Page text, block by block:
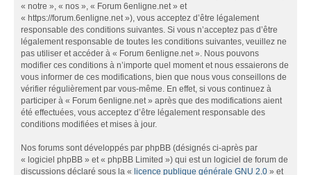
« notre », « nos », « Forum 6enligne.net » et
« https://forum.6enligne.net »), vous acceptez d’être légalement
responsable des conditions suivantes. Si vous n’acceptez pas d’être
légalement responsable de toutes les conditions suivantes, veuillez ne
pas utiliser et accéder à « Forum 6enligne.net ». Nous pouvons
modifier ces conditions à n’importe quel moment et nous essaierons de
vous informer de ces modifications, bien que nous vous conseillons de
vérifier régulièrement par vous-même. En effet, si vous continuez à
participer à « Forum 6enligne.net » après que des modifications aient
été effectuées, vous acceptez d’être légalement responsable des
conditions modifiées et mises à jour.
Nos forums sont développés par phpBB (désignés ci-après par
« logiciel phpBB » et « phpBB Limited ») qui est un logiciel de forum de
discussions déclaré sous la « licence publique générale GNU 2.0 » et